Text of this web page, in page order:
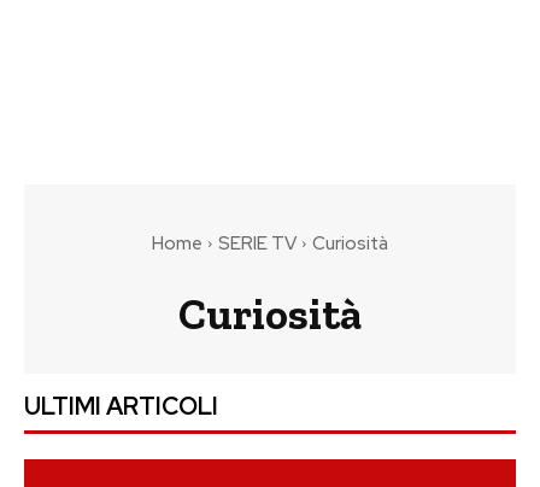
Home SERIE TV Curiosità
Curiosità
ULTIMI ARTICOLI